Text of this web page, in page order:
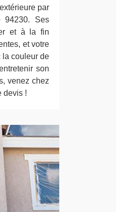
par
94230. Ses
et à la fin
et votre
la couleur de
son
venez chez
devis !